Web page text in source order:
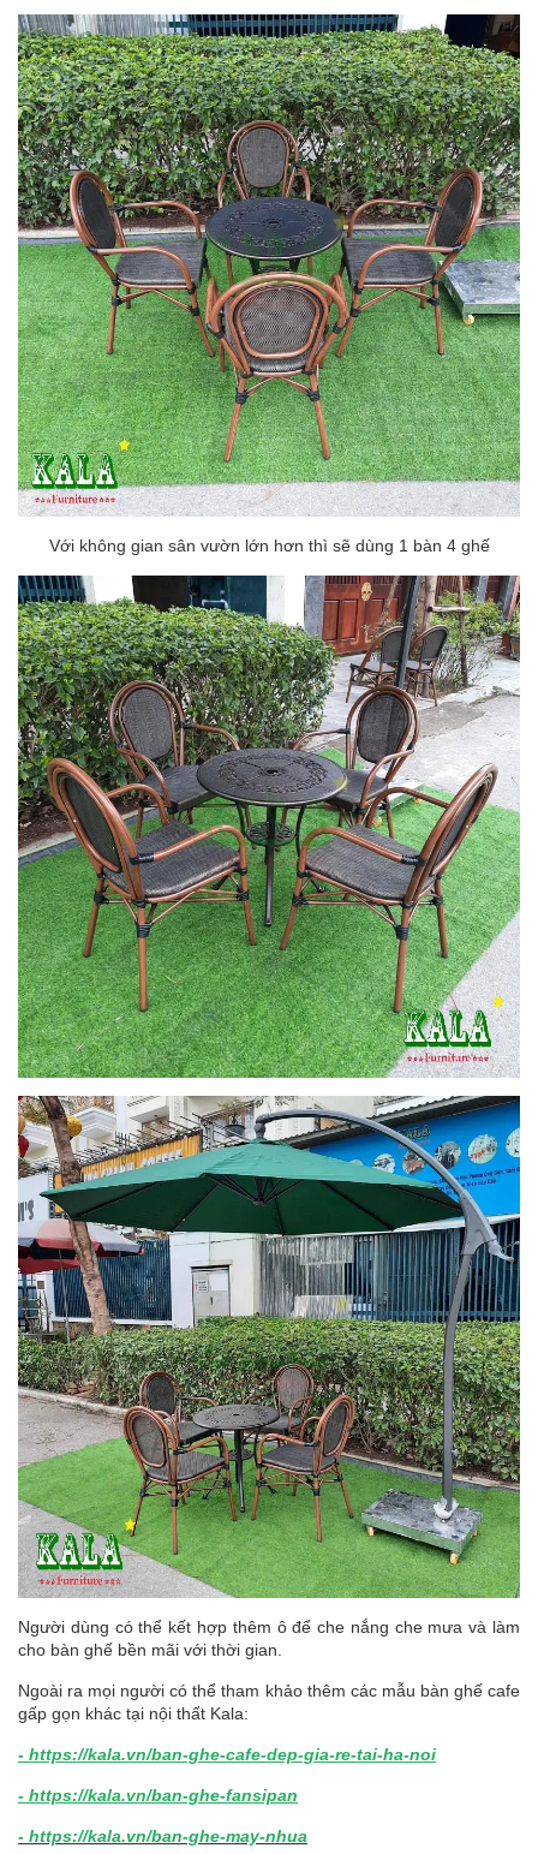
Với không gian sân vườn lớn hơn thì sẽ dùng 1 bàn 4 ghế
Người dùng có thể kết hợp thêm ô để che nắng che mưa và làm
cho bàn ghế bền mãi với thời gian.
Ngoài ra mọi người có thể tham khảo thêm các mẫu bàn ghế cafe
gấp gọn khác tại nội thất Kala:
- https://kala.vn/ban-ghe-cafe-dep-gia-re-tai-ha-noi
- https://kala.vn/ban-ghe-fansipan
- https://kala.vn/ban-ghe-may-nhua